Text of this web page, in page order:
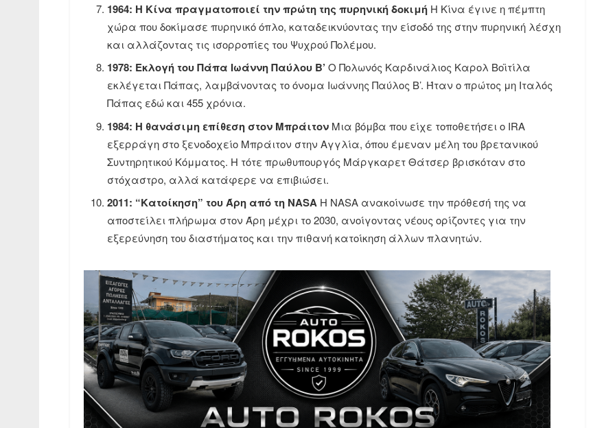
1964: Η Κίνα πραγματοποιεί την πρώτη της πυρηνική δοκιμή Η Κίνα έγινε η πέμπτη
χώρα που δοκίμασε πυρηνικό όπλο, καταδεικνύοντας την είσοδό της στην πυρηνική λέσχη
και αλλάζοντας τις ισορροπίες του Ψυχρού Πολέμου.
1978: Εκλογή του Πάπα Ιωάννη Παύλου Β’ Ο Πολωνός Καρδινάλιος Καρολ Βοϊτίλα
εκλέγεται Πάπας, λαμβάνοντας το όνομα Ιωάννης Παύλος Β’. Ήταν ο πρώτος μη Ιταλός
Πάπας εδώ και 455 χρόνια.
1984: Η θανάσιμη επίθεση στον Μπράιτον Μια βόμβα που είχε τοποθετήσει ο IRA
εξερράγη στο ξενοδοχείο Μπράιτον στην Αγγλία, όπου έμεναν μέλη του βρετανικού
Συντηρητικού Κόμματος. Η τότε πρωθυπουργός Μάργκαρετ Θάτσερ βρισκόταν στο
στόχαστρο, αλλά κατάφερε να επιβιώσει.
2011: “Κατοίκηση” του Άρη από τη NASA Η NASA ανακοίνωσε την πρόθεσή της να
αποστείλει πλήρωμα στον Άρη μέχρι το 2030, ανοίγοντας νέους ορίζοντες για την
εξερεύνηση του διαστήματος και την πιθανή κατοίκηση άλλων πλανητών.